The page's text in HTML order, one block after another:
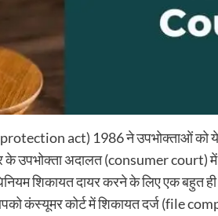
act) 1986 ने उपभोक्ताओं को ये
उपभोक्ता अदालत (consumer court)
शिकायत दायर करने के लिए एक बहुत
कंस्यूमर कोर्ट में शिकायत दर्ज (file